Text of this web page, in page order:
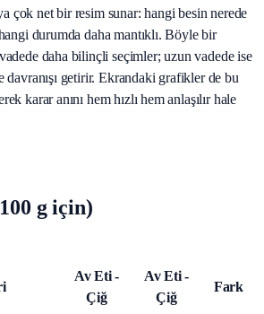
çok net bir resim sunar: hangi besin nerede
durumda daha mantıklı. Böyle bir
vadede daha bilinçli seçimler; uzun vadede ise
davranışı getirir. Ekrandaki grafikler de bu
karar anını hem hızlı hem anlaşılır hale
g için)
Av Eti -
Çiğ
Av Eti -
Çiğ
Fark